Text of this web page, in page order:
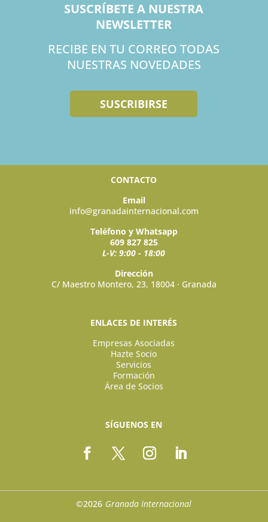
SUSCRÍBETE A NUESTRA
NEWSLETTER
RECIBE EN TU CORREO TODAS
NUESTRAS NOVEDADES
SUSCRIBIRSE
CONTACTO
Email
info@granadainternacional.com
Teléfono y Whatsapp
609 827 825
L-V: 9:00 - 18:00
Dirección
C/ Maestro Montero, 23, 18004 · Granada
ENLACES DE INTERÉS
Empresas Asociadas
Hazte Socio
Servicios
Formación
Área de Socios
SÍGUENOS EN
©2026 Granada Internacional